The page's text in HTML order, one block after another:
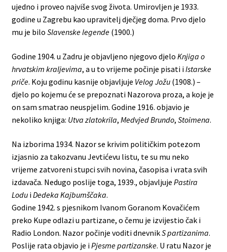
ujedno i proveo najviše svog života. Umirovljen je 1933.
godine u Zagrebu kao upravitelj dječjeg doma. Prvo djelo
mu je bilo Slavenske legende(1900.)
Godine 1904. u Zadru je objavljeno njegovo djelo Knjiga o
hrvatskim kraljevima, a u to vrijeme počinje pisati iIstarske
priče. Koju godinu kasnije objavljuje Velog Jožu(1908.) –
djelo po kojemu će se prepoznati Nazorova proza, a koje je
on sam smatrao neuspjelim. Godine 1916. objavio je
nekoliko knjiga: Utva zlatokrila, Medvjed Brundo, Stoimena.
Na izborima 1934. Nazor se krivim političkim potezom
izjasnio za takozvanu Jevtićevu listu, te su mu neko
vrijeme zatvoreni stupci svih novina, časopisa i vrata svih
izdavača. Nedugo poslije toga, 1939., objavljuje Pastira
LoduiDedeka Kajbumščaka.
Godine 1942. s pjesnikom Ivanom Goranom Kovačićem
preko Kupe odlazi u partizane, o čemu je izvijestio čak i
Radio London. Nazor počinje voditi dnevnikS partizanima.
Poslije rata objavio je iPjesme partizanske. U ratu Nazor je